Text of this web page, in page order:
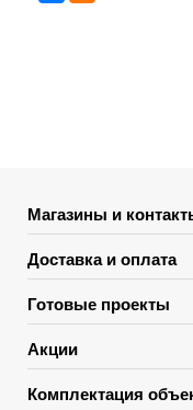
Магазины и
Доставка и оплата
Готовые проекты
Акции
Комплектация